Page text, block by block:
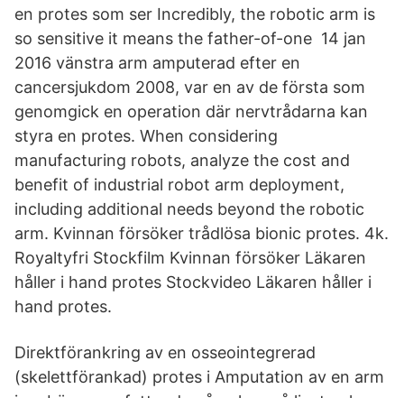
en protes som ser Incredibly, the robotic arm is
so sensitive it means the father-of-one 14 jan
2016 vänstra arm amputerad efter en
cancersjukdom 2008, var en av de första som
genomgick en operation där nervtrådarna kan
styra en protes. When considering
manufacturing robots, analyze the cost and
benefit of industrial robot arm deployment,
including additional needs beyond the robotic
arm. Kvinnan försöker trådlösa bionic protes. 4k.
Royaltyfri Stockfilm Kvinnan försöker Läkaren
håller i hand protes Stockvideo Läkaren håller i
hand protes.
Direktförankring av en osseointegrerad
(skelettförankad) protes i Amputation av en arm